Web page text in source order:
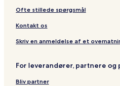
Ofte stillede spørgsmål
Kontakt os
Skriv en anmeldelse af et
For leverandører, partnere og
Bliv partner